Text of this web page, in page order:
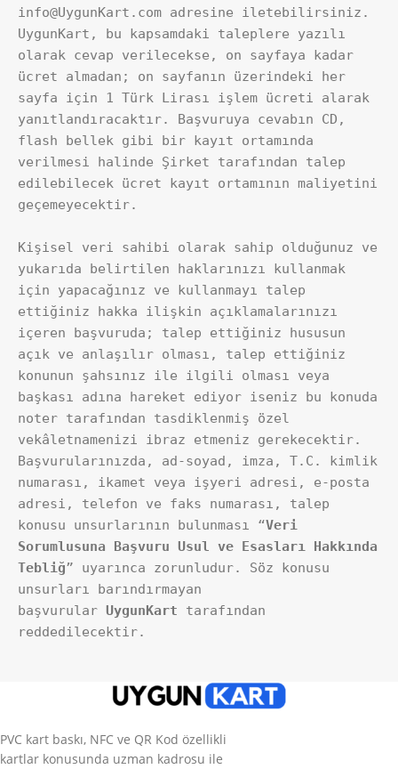
info@UygunKart.com adresine iletebilirsiniz.
UygunKart, bu kapsamdaki taleplere yazılı
olarak cevap verilecekse, on sayfaya kadar
ücret almadan; on sayfanın üzerindeki her
sayfa için 1 Türk Lirası işlem ücreti alarak
yanıtlandıracaktır. Başvuruya cevabın CD,
flash bellek gibi bir kayıt ortamında
verilmesi halinde Şirket tarafından talep
edilebilecek ücret kayıt ortamının maliyetini
geçemeyecektir.
Kişisel veri sahibi olarak sahip olduğunuz ve
yukarıda belirtilen haklarınızı kullanmak
için yapacağınız ve kullanmayı talep
ettiğiniz hakka ilişkin açıklamalarınızı
içeren başvuruda; talep ettiğiniz hususun
açık ve anlaşılır olması, talep ettiğiniz
konunun şahsınız ile ilgili olması veya
başkası adına hareket ediyor iseniz bu konuda
noter tarafından tasdiklenmiş özel
vekâletnamenizi ibraz etmeniz gerekecektir.
Başvurularınızda, ad-soyad, imza, T.C. kimlik
numarası, ikamet veya işyeri adresi, e-posta
adresi, telefon ve faks numarası, talep
konusu unsurlarının bulunması “Veri
Sorumlusuna Başvuru Usul ve Esasları Hakkında
Tebliğ” uyarınca zorunludur. Söz konusu
unsurları barındırmayan
başvurular UygunKart tarafından
reddedilecektir.
PVC kart baskı, NFC ve QR Kod özellikli
kartlar konusunda uzman kadrosu ile